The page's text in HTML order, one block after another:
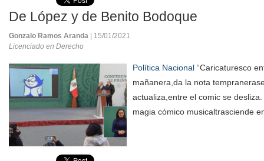
De López y de Benito Bodoque
Gonzalo Ramos Aranda
| 15/01/2021
Licenciado en Derecho
Política Nacional “Caricaturesco
mañanera,da la nota
actualiza,entre el comic se
magia cómico musicaltrasciende